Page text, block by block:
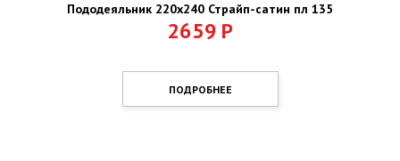
Пододеяльник 220х240 Страйп-сатин пл 135
2659 Р
ПОДРОБНЕЕ